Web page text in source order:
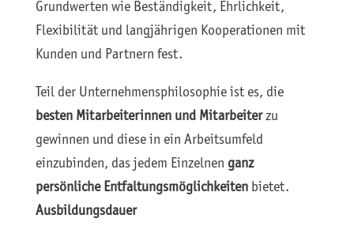
Grundwerten wie Beständigkeit, Ehrlichkeit,
Flexibilität und langjährigen Kooperationen mit
Kunden und Partnern fest.
Teil der Unternehmensphilosophie ist es, die
besten Mitarbeiterinnen und Mitarbeiterzu
gewinnen und diese in ein Arbeitsumfeld
einzubinden, das jedem Einzelnen ganz
persönliche Entfaltungsmöglichkeitenbietet.
Ausbildungsdauer